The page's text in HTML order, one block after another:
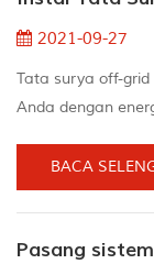
peran...
2021-09-27
Tata surya off-
Anda dengan
tenaga surya,
sistem
pembangkit
BACA